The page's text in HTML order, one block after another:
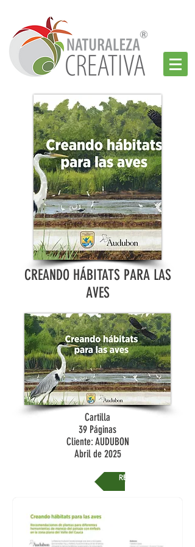
CREANDO HÁBITATS PARA LAS
AVES
Cartilla
39 Páginas
Cliente: AUDUBON
Abril de 2025
REGRESAR